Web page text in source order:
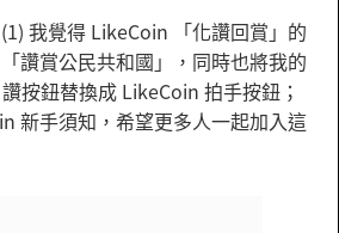
我覺得 LikeCoin 「化讚回賞」的
讚賞公民共和國」，同時也將我的
按鈕替換成 LikeCoin 拍手按鈕；
新手須知，希望更多人一起加入這